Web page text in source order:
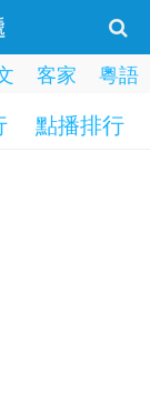
客家 粵語
點播排行